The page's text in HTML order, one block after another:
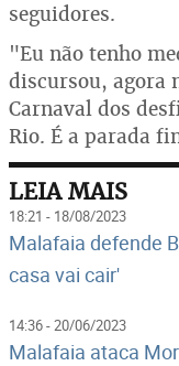
seguidores.
"Eu não tenho
discursou, agora
Carnaval dos
Rio. É a parada
LEIA MAIS
18:21 - 18/08/2023
Malafaia defende
casa vai cair'
14:36 - 20/06/2023
Malafaia ataca